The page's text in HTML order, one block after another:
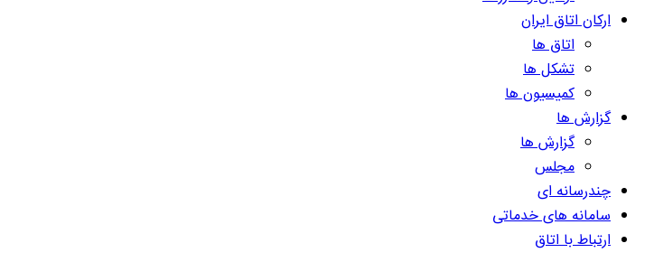
ارکان اتاق ایران
اتاق ها
تشکل ها
کمیسیون ها
گزارش ها
گزارش ها
مجلس
چندرسانه ای
سامانه های خدماتی
ارتباط با اتاق